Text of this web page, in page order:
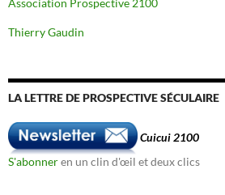
Association Prospective 2100
Thierry Gaudin
LA LETTRE DE PROSPECTIVE SÉCULAIRE
Cuicui 2100
S'abonneren un clin d'œil et deux clics